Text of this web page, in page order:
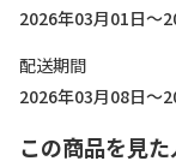
2026年03月01日～
配送期間
2026年03月08日～
この商品を見